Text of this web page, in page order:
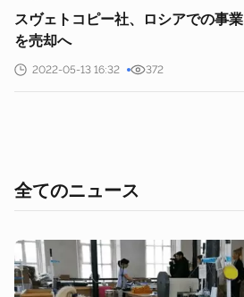
スヴェトコピー社、ロシアでの事業
を売却へ
2022-05-13 16:32 372
全てのニュース